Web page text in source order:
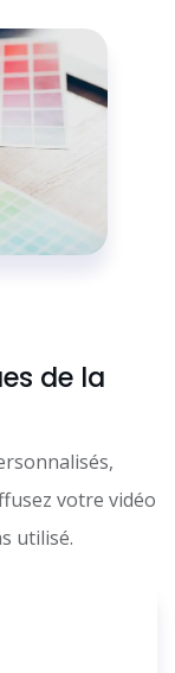
de la
votre vidéo
utilisé.